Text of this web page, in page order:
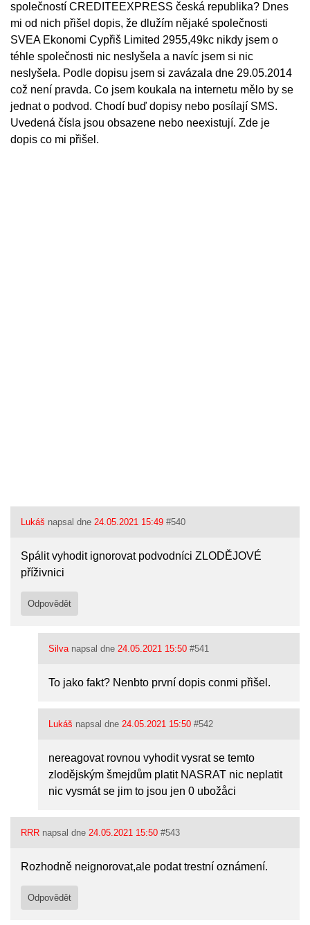
společností CREDITEEXPRESS česká republika? Dnes
mi od nich přišel dopis, že dlužím nějaké společnosti
SVEA Ekonomi Cypřiš Limited 2955,49kc nikdy jsem o
téhle společnosti nic neslyšela a navíc jsem si nic
neslyšela. Podle dopisu jsem si zavázala dne 29.05.2014
což není pravda. Co jsem koukala na internetu mělo by se
jednat o podvod. Chodí buď dopisy nebo posílají SMS.
Uvedená čísla jsou obsazene nebo neexistují. Zde je
dopis co mi přišel.
Lukáš napsal dne24.05.2021 15:49 #540
Spálit vyhodit ignorovat podvodníci ZLODĚJOVÉ
příživnici
Odpovědět
Silvanapsal dne24.05.2021 15:50 #541
To jako fakt? Nenbto první dopis conmi přišel.
Lukáš napsal dne24.05.2021 15:50 #542
nereagovat rovnou vyhodit vysrat se temto
zlodějským šmejdům platit NASRAT nic neplatit
nic vysmát se jim to jsou jen 0 ubožåci
RRR napsal dne24.05.2021 15:50 #543
Rozhodně neignorovat,ale podat trestní oznámení.
Odpovědět